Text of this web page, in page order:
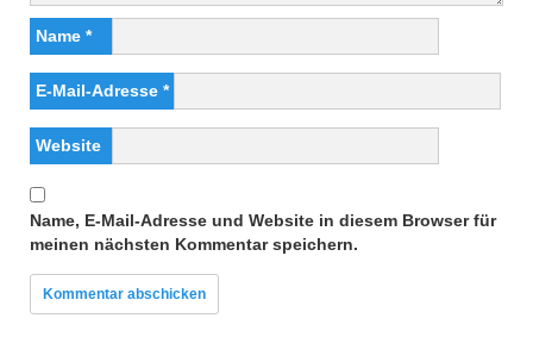
Name *
E-Mail-Adresse *
Website
Name, E-Mail-Adresse und Website in diesem Browser für
meinen nächsten Kommentar speichern.